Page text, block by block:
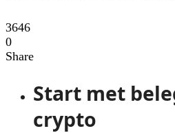
3646
0
Share
Start met
crypto